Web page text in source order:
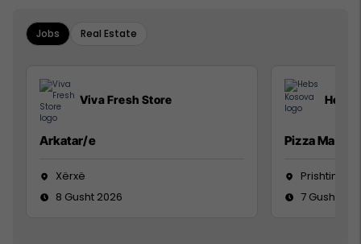
Jobs Real Estate
Viva Fresh Store
Arkatar/e
Xërxë
8 Gusht 2026
Hebs
Pizza Man
Prishtinë
7 Gusht